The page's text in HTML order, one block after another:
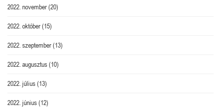
2022. november(20)
2022. október(15)
2022. szeptember(13)
2022. augusztus(10)
2022. július(13)
2022. június(12)